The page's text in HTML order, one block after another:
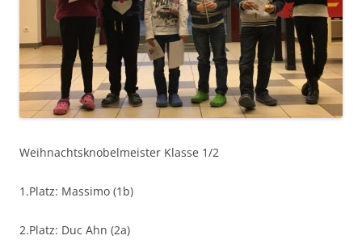
Weihnachtsknobelmeister Klasse 1/2
1.Platz: Massimo (1b)
2.Platz: Duc Ahn (2a)